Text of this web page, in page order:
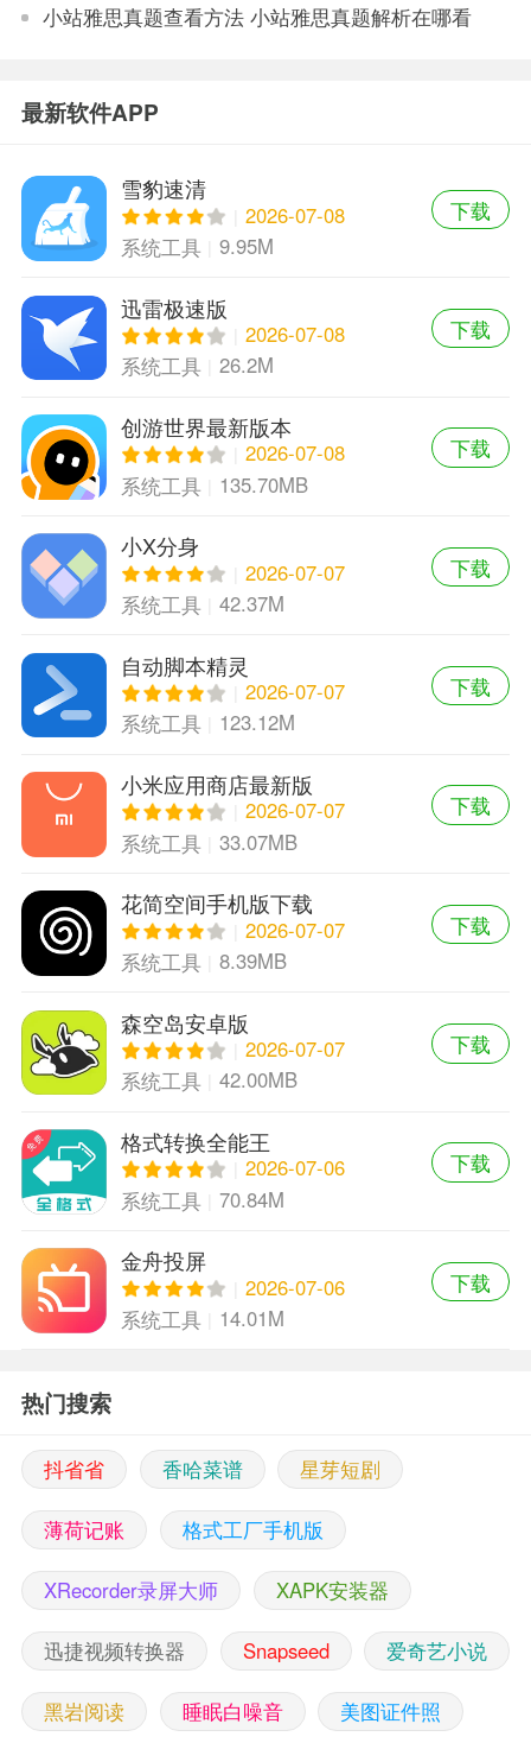
小站雅思真题查看方法 小站雅思真题解析在哪看
最新软件APP
雪豹速清
2026-07-08
系统工具
9.95M
下载
迅雷极速版
2026-07-08
系统工具
26.2M
下载
创游世界最新版本
2026-07-08
系统工具
135.70MB
下载
小X分身
2026-07-07
系统工具
42.37M
下载
自动脚本精灵
2026-07-07
系统工具
123.12M
下载
小米应用商店最新版
2026-07-07
系统工具
33.07MB
下载
花简空间手机版下载
2026-07-07
系统工具
8.39MB
下载
森空岛安卓版
2026-07-07
系统工具
42.00MB
下载
格式转换全能王
2026-07-06
系统工具
70.84M
下载
金舟投屏
2026-07-06
系统工具
14.01M
下载
热门搜索
抖省省 香哈菜谱 星芽短剧
薄荷记账 格式工厂手机版
XRecorder录屏大师 XAPK安装器
迅捷视频转换器 Snapseed 爱奇艺小说
黑岩阅读 睡眠白噪音 美图证件照